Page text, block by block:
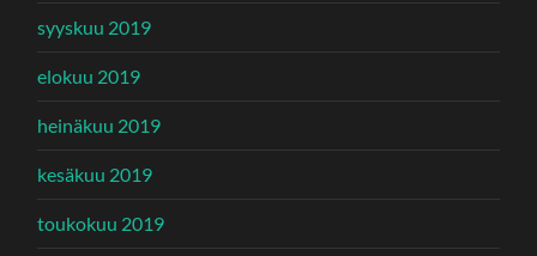
syyskuu 2019
elokuu 2019
heinäkuu 2019
kesäkuu 2019
toukokuu 2019